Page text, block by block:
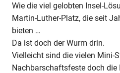
Wie die viel gelobten Insel-
Martin-Luther-Platz, die seit
bieten …
Da ist doch der Wurm drin.
Vielleicht sind die vielen Mini-
Nachbarschaftsfeste doch